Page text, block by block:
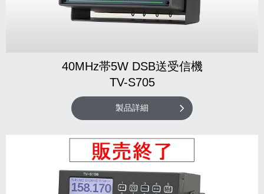
40MHz帯5W DSB送受信機
TV-S705
製品詳細